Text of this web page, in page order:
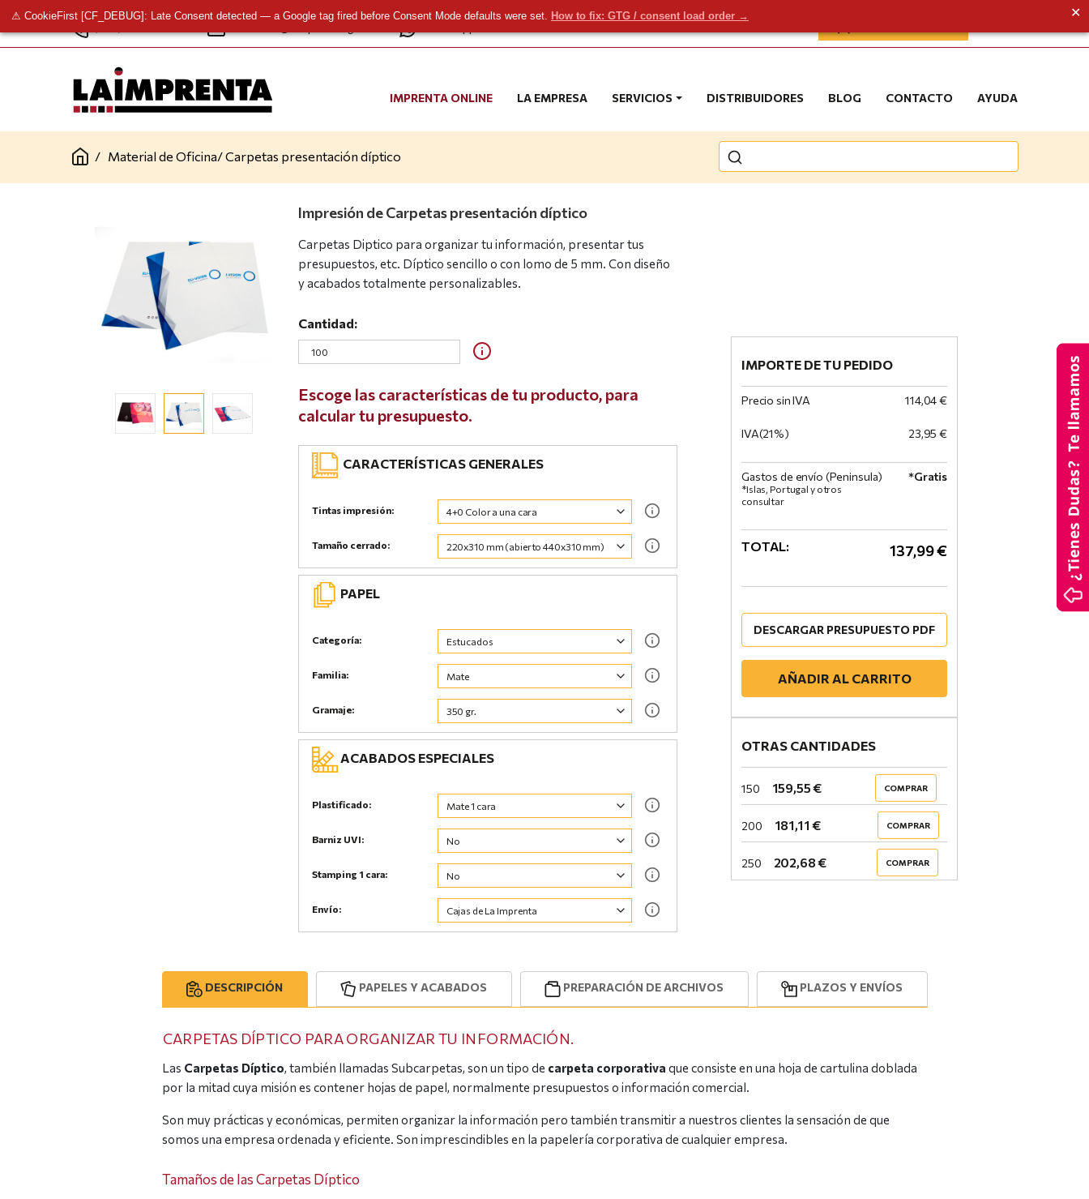
⚠ CookieFirst [CF_DEBUG]: Late Consent detected — a Google tag fired before Consent Mode defaults were set. How to fix: GTG / consent load order →
✕
IMPRENTA ONLINE LA EMPRESA SERVICIOS DISTRIBUIDORES BLOG CONTACTO AYUDA
/ Material de Oficina/Carpetas presentación díptico
Impresión de Carpetas presentación díptico
Carpetas Diptico para organizar tu información, presentar tus
presupuestos, etc. Díptico sencillo o con lomo de 5 mm. Con diseño
y acabados totalmente personalizables.
Cantidad:
Escoge las características de tu producto, para
calcular tu presupuesto.
CARACTERÍSTICAS GENERALES
Tintas impresión:
Tamaño cerrado:
PAPEL
Categoría:
Familia:
Gramaje:
ACABADOS ESPECIALES
Plastificado:
Barniz UVI:
Stamping 1 cara:
Envío:
IMPORTE DE TU PEDIDO
Precio sin IVA 114,04 €
IVA(21%) 23,95 €
Gastos de envío (Peninsula)
*Islas, Portugal y otros
consultar
*Gratis
TOTAL: 137,99 €
DESCARGAR PRESUPUESTO PDF
AÑADIR AL CARRITO
OTRAS CANTIDADES
150 159,55 € COMPRAR
200 181,11 € COMPRAR
250 202,68 € COMPRAR
DESCRIPCIÓN PAPELES Y ACABADOS PREPARACIÓN DE ARCHIVOS PLAZOS Y ENVÍOS
CARPETAS DÍPTICO PARA ORGANIZAR TU INFORMACIÓN.
Las Carpetas Díptico, también llamadas Subcarpetas, son un tipo de carpeta corporativa que consiste en una hoja de cartulina doblada
por la mitad cuya misión es contener hojas de papel, normalmente presupuestos o información comercial.
Son muy prácticas y económicas, permiten organizar la información pero también transmitir a nuestros clientes la sensación de que
somos una empresa ordenada y eficiente. Son imprescindibles en la papelería corporativa de cualquier empresa.
Tamaños de las Carpetas Díptico